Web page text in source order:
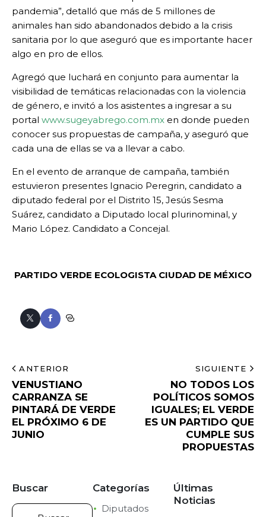
pandemia”, detalló que más de 5 millones de
animales han sido abandonados debido a la crisis
sanitaria por lo que aseguró que es importante hacer
algo en pro de ellos.
Agregó que luchará en conjunto para aumentar la
visibilidad de temáticas relacionadas con la violencia
de género, e invitó a los asistentes a ingresar a su
portal www.sugeyabrego.com.mx en donde pueden
conocer sus propuestas de campaña, y aseguró que
cada una de ellas se va a llevar a cabo.
En el evento de arranque de campaña, también
estuvieron presentes Ignacio Peregrin, candidato a
diputado federal por el Distrito 15, Jesús Sesma
Suárez, candidato a Diputado local plurinominal, y
Mario López. Candidato a Concejal.
PARTIDO VERDE ECOLOGISTA CIUDAD DE MÉXICO
ANTERIOR
VENUSTIANO
CARRANZA SE
PINTARÁ DE VERDE
EL PRÓXIMO 6 DE
JUNIO
SIGUIENTE
NO TODOS LOS
POLÍTICOS SOMOS
IGUALES; EL VERDE
ES UN PARTIDO QUE
CUMPLE SUS
PROPUESTAS
Buscar Categorías
Diputados
Últimas
Noticias